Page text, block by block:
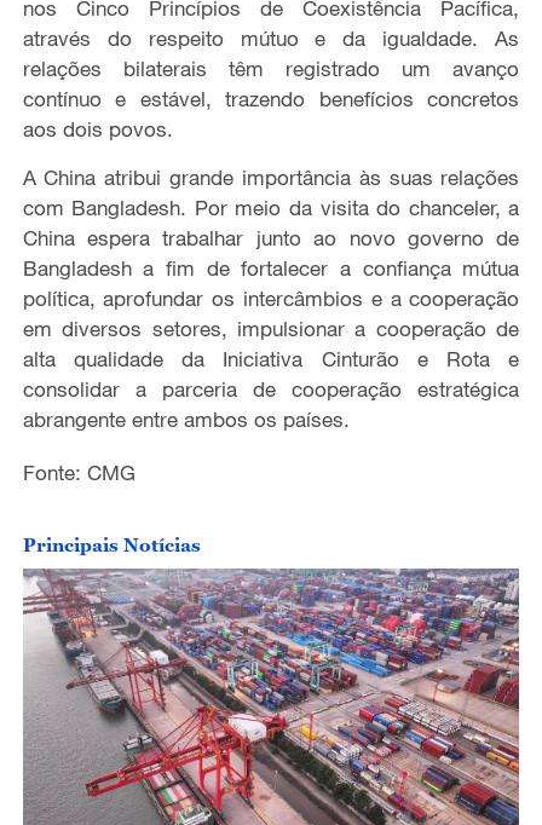
nos Cinco Princípios de Coexistência Pacífica,
através do respeito mútuo e da igualdade. As
relações bilaterais têm registrado um avanço
contínuo e estável, trazendo benefícios concretos
aos dois povos.
A China atribui grande importância às suas relações
com Bangladesh. Por meio da visita do chanceler, a
China espera trabalhar junto ao novo governo de
Bangladesh a fim de fortalecer a confiança mútua
política, aprofundar os intercâmbios e a cooperação
em diversos setores, impulsionar a cooperação de
alta qualidade da Iniciativa Cinturão e Rota e
consolidar a parceria de cooperação estratégica
abrangente entre ambos os países.
Fonte: CMG
Principais Notícias